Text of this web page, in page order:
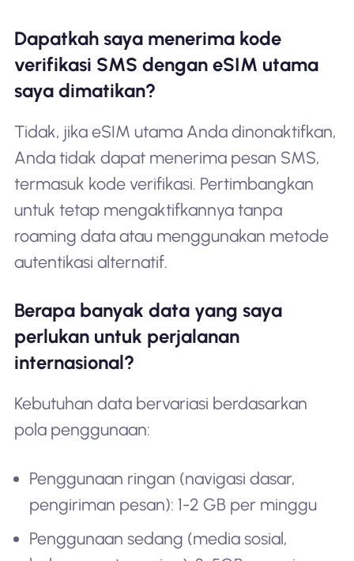
Dapatkah saya menerima kode
verifikasi SMS dengan eSIM utama
saya dimatikan?
Tidak, jika eSIM utama Anda dinonaktifkan,
Anda tidak dapat menerima pesan SMS,
termasuk kode verifikasi. Pertimbangkan
untuk tetap mengaktifkannya tanpa
roaming data atau menggunakan metode
autentikasi alternatif.
Berapa banyak data yang saya
perlukan untuk perjalanan
internasional?
Kebutuhan data bervariasi berdasarkan
pola penggunaan:
Penggunaan ringan (navigasi dasar,
pengiriman pesan): 1-2 GB per minggu
Penggunaan sedang (media sosial,